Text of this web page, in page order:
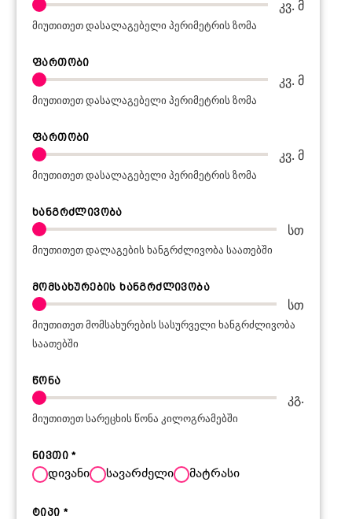
კვ. მ
მიუთითეთ დასალაგებელი პერიმეტრის ზომა
ფართობი
კვ. მ
მიუთითეთ დასალაგებელი პერიმეტრის ზომა
ფართობი
კვ. მ
მიუთითეთ დასალაგებელი პერიმეტრის ზომა
ხანგრძლივობა
სთ
მიუთითეთ დალაგების ხანგრძლივობა საათებში
მომსახურების ხანგრძლივობა
სთ
მიუთითეთ მომსახურების სასურველი ხანგრძლივობა
საათებში
წონა
კგ.
მიუთითეთ სარეცხის წონა კილოგრამებში
ნივთი*
დივანი სავარძელი მატრასი
ტიპი *